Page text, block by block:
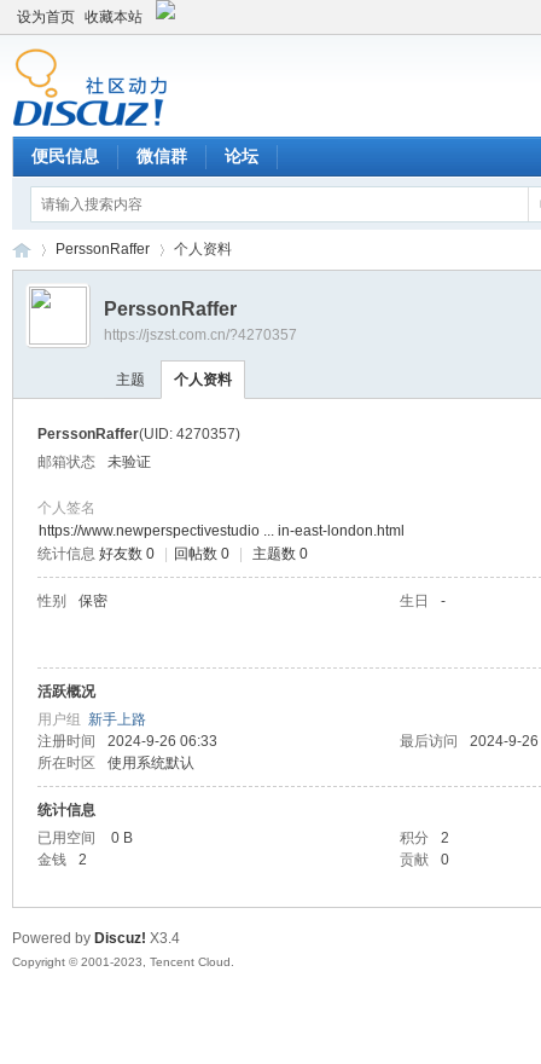
设为首页 收藏本站
便民信息 微信群 论坛
›
PerssonRaffer 个人资料
PerssonRaffer
https://jszst.com.cn/?4270357
主题 个人资料
PerssonRaffer(UID: 4270357)
邮箱状态
未验证
个人签名
https://www.newperspectivestudio ... in-east-london.html
统计信息 好友数 0 回帖数 0 主题数 0
性别 保密 生日 -
活跃概况
用户组 新手上路
注册时间
2024-9-26 06:33 最后访问
2024-9-
所在时区
使用系统默认
统计信息
已用空间
0 B 积分
2
金钱
2 贡献 0
Powered by Discuz! X3.4
Copyright © 2001-2023, Tencent Cloud.